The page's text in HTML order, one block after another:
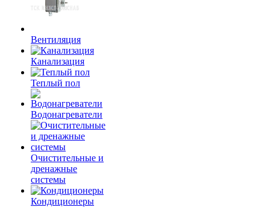
Вентиляция
Канализация
Теплый пол
Водонагреватели
Очистительные и
дренажные
системы
Кондиционеры